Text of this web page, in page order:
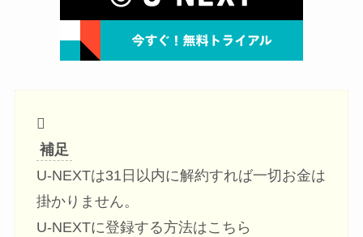
補足
U-NEXTは31日以内に解約すれば一切お金は
掛かりません。
U-NEXTに登録する方法はこちら